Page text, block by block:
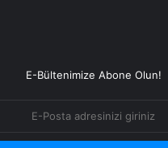
E-Bültenimize Abone Olun!